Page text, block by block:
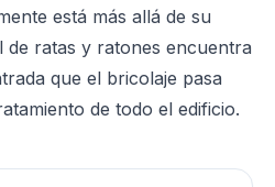
está más allá de su
de ratas y ratones encuentra
que el bricolaje pasa
de todo el edificio.